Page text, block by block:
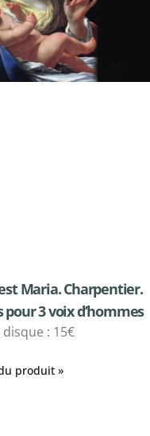
Maria. Charpentier.
3 voix d’hommes
: 15€
produit »